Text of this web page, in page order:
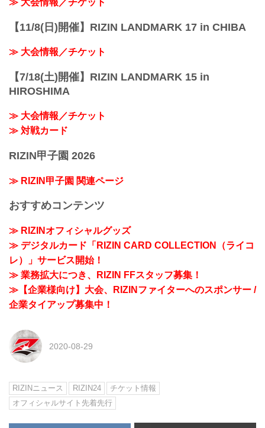
≫ 大会情報／チケット
【11/8(日)開催】RIZIN LANDMARK 17 in CHIBA
≫ 大会情報／チケット
【7/18(土)開催】RIZIN LANDMARK 15 in
HIROSHIMA
≫ 大会情報／チケット
≫ 対戦カード
RIZIN甲子園 2026
≫ RIZIN甲子園 関連ページ
おすすめコンテンツ
≫ RIZINオフィシャルグッズ
≫ デジタルカード「RIZIN CARD COLLECTION（ライコ
レ）」サービス開始！
≫ 業務拡大につき、RIZIN FFスタッフ募集！
≫【企業様向け】大会、RIZINファイターへのスポンサー /
企業タイアップ募集中！
2020-08-29
RIZINニュース RIZIN24
チケット情報
オフィシャルサイト先着先行